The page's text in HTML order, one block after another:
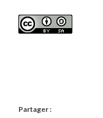
Partager :